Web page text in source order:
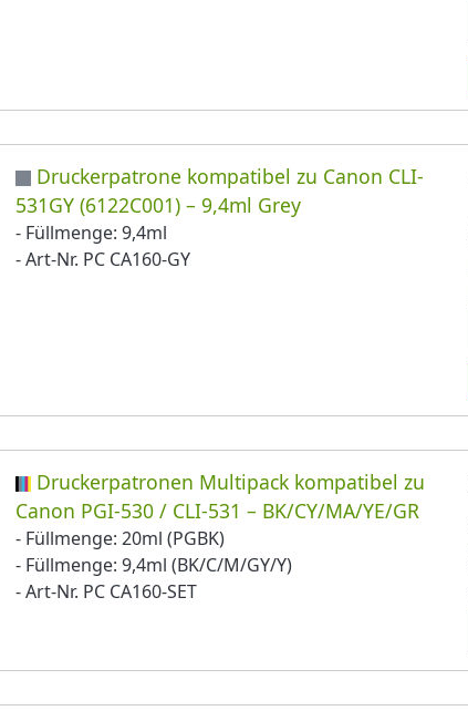
Druckerpatrone kompatibel zu Canon CLI-
531GY (6122C001) – 9,4ml Grey
- Füllmenge: 9,4ml
- Art-Nr. PC CA160-GY
Druckerpatronen Multipack kompatibel zu
Canon PGI-530 / CLI-531 – BK/CY/MA/YE/GR
- Füllmenge: 20ml (PGBK)
- Füllmenge: 9,4ml (BK/C/M/GY/Y)
- Art-Nr. PC CA160-SET